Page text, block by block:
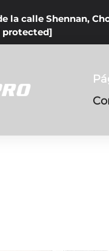
la calle Shennan,
protected]